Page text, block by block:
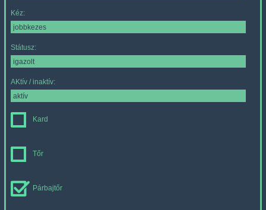
Kéz:
Státusz:
AKtív / inaktív:
Kard
Tőr
Párbajtőr